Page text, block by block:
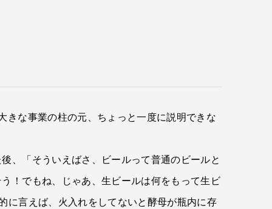
きな事業の柱の元、ちょっと一度に説明できな
、「そういえばさ、ビールって普通のビールと
！でもね、じゃあ、生ビールは何をもって生ビ
に言えば、火入れをしてないと酵母が瓶内に存